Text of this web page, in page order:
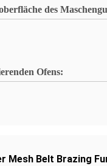
des
Ofens:
Mesh Belt Brazing